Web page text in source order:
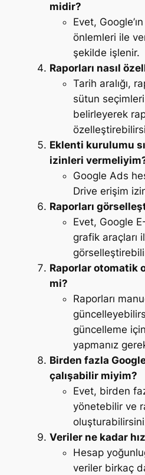
midir?
Evet,
önlemleri ile
şekilde işlenir.
Raporları nasıl
Tarih aralığı,
sütun
belirleyerek
Eklenti kurulumu
izinleri
Google Ads
Drive erişim
Raporları
Evet, Google
grafik araçları
Raporlar otomatik
mi?
Raporları
güncelleme
yapmanız
Birden fazla
çalışabilir miyim?
Evet, birden
yönetebilir ve
Veriler ne kadar
Hesap
veriler birkaç